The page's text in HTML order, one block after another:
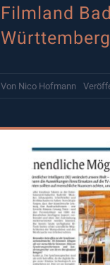
Filmland
Württemberg
Von Nico Hofmann